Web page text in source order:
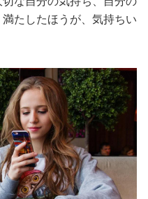
たしたほうが、気持ちい